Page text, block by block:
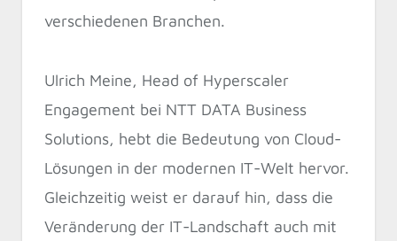
verschiedenen Branchen.
Ulrich Meine, Head of Hyperscaler
Engagement bei NTT DATA Business
Solutions, hebt die Bedeutung von Cloud-
Lösungen in der modernen IT-Welt hervor.
Gleichzeitig weist er darauf hin, dass die
Veränderung der IT-Landschaft auch mit